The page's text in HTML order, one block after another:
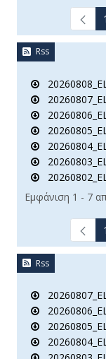
1
Rss
Εμφάνιση 1 - 7
1
Rss